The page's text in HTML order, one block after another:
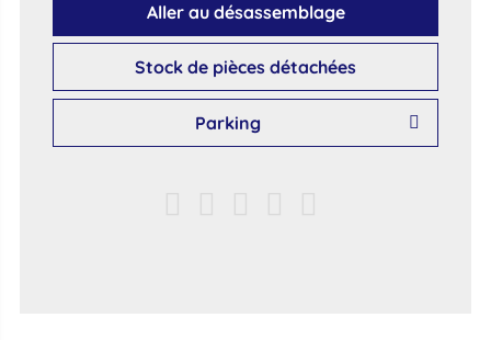
Aller au désassemblage
Stock de pièces détachées
Parking